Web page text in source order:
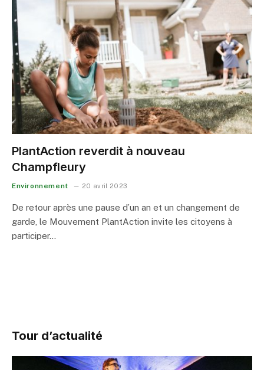
PlantAction reverdit à nouveau
Champfleury
Environnement 20 avril 2023
De retour après une pause d’un an et un changement de
garde, le Mouvement PlantAction invite les citoyens à
participer…
Tour d’actualité